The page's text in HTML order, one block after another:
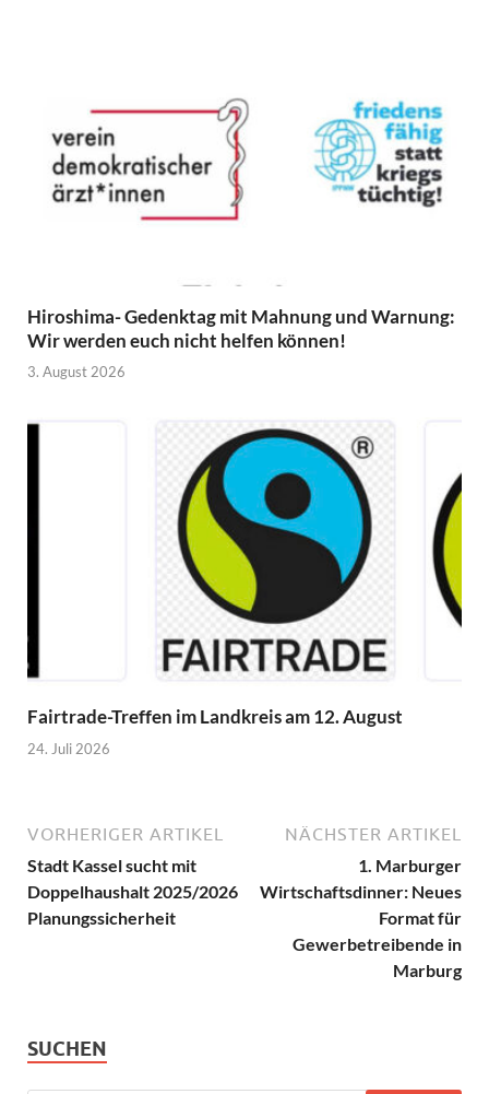
Hiroshima- Gedenktag mit Mahnung und Warnung:
Wir werden euch nicht helfen können!
3. August 2026
Fairtrade-Treffen im Landkreis am 12. August
24. Juli 2026
VORHERIGER ARTIKEL
Stadt Kassel sucht mit
Doppelhaushalt 2025/2026
Planungssicherheit
NÄCHSTER ARTIKEL
1. Marburger
Wirtschaftsdinner: Neues
Format für
Gewerbetreibende in
Marburg
SUCHEN